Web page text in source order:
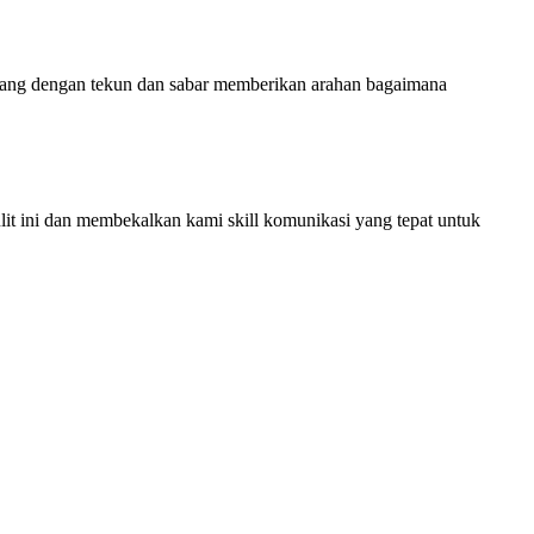
dengan tekun dan sabar memberikan arahan bagaimana
ini dan membekalkan kami skill komunikasi yang tepat untuk